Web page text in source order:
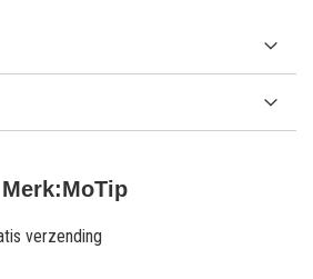
Merk:MoTip
verzending